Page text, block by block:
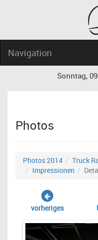
Navigation
Sonntag,
Photos
Photos 2014
Truck
Impressionen
vorheriges